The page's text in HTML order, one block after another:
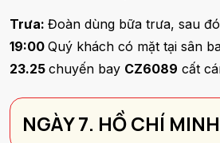
Trưa: Đoàn dùng bữa trưa, sau
19:00 Quý khách có mặt tại sân
23.25 chuyến bay CZ6089 cất
NGÀY 7. HỒ CHÍ MINH